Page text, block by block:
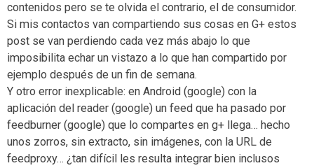
contenidos pero se te olvida el contrario, el de consumidor.
Si mis contactos van compartiendo sus cosas en G+ estos
post se van perdiendo cada vez más abajo lo que
imposibilita echar un vistazo a lo que han compartido por
ejemplo después de un fin de semana.
Y otro error inexplicable: en Android (google) con la
aplicación del reader (google) un feed que ha pasado por
feedburner (google) que lo compartes en g+ llega… hecho
unos zorros, sin extracto, sin imágenes, con la URL de
feedproxy… ¿tan difícil les resulta integrar bien inclusos